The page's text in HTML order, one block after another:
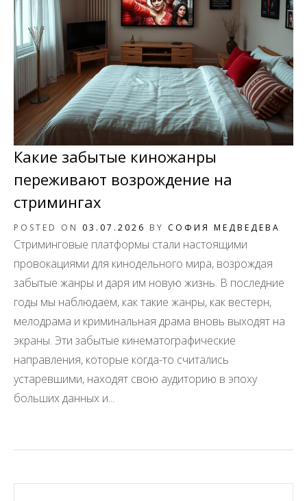
Какие забытые киножанры
переживают возрождение на
стримингах
POSTED ON 03.07.2026 BY СОФИЯ МЕДВЕДЕВА
Стриминговые платформы стали настоящими
провокациями для кинодельного мира, возрождая
забытые жанры и даря им новую жизнь. В последние
годы мы наблюдаем, как такие жанры, как вестерн,
мелодрама и криминальная драма вновь выходят на
экраны. Эти забытые кинематографические
направления, которые когда-то считались
устаревшими, находят свою аудиторию в эпоху
больших данных и...